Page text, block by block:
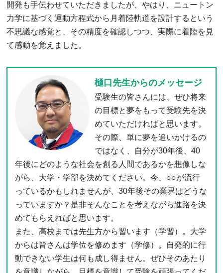
開発も手伝わせていただきましたが、やはり、ニュートン
力学に基づく運動方程式から月着陸軌道を設計するという
不思議な感覚と、その精度を確認しつつ、実際に着陸を見
て感動を覚えました。
樋口先生からのメッセージ
受験生の皆さんには、ぜひ将来
の目標と夢をもって受験先を決
めていただければと思います。
その際、単に夢を追いかけるの
ではなく、自分が30年後、40
年後にどのような社会を創る人間であるかを想像しな
がら、大学・学部を決めてください。今、○○が流行
っているかもしれませんが、30年後その業界はどうな
っていますか？是非そんなことを考えながら進路を決
めてもらえればと思います。
また、高校までは先生方から習います（学習）。大学
からは皆さんは学位を修めます（学修）。自発的に行
動できない学生は何も成し得ません。ぜひそのあたり